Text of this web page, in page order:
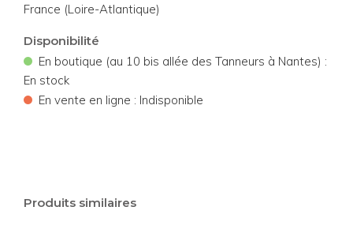
France (Loire-Atlantique)
Disponibilité
• En boutique (au 10 bis allée des Tanneurs à Nantes) :
En stock
• En vente en ligne : Indisponible
Produits similaires